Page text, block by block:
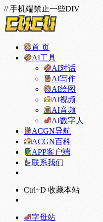
// 手机端禁止一些DIV
首 页
AI工具
AI对话
AI写作
AI绘图
AI视频
AI音频
AI数字人
ACGN导航
ACGN百科
APP客户端
联系我们
Ctrl+D 收藏本站
字母站